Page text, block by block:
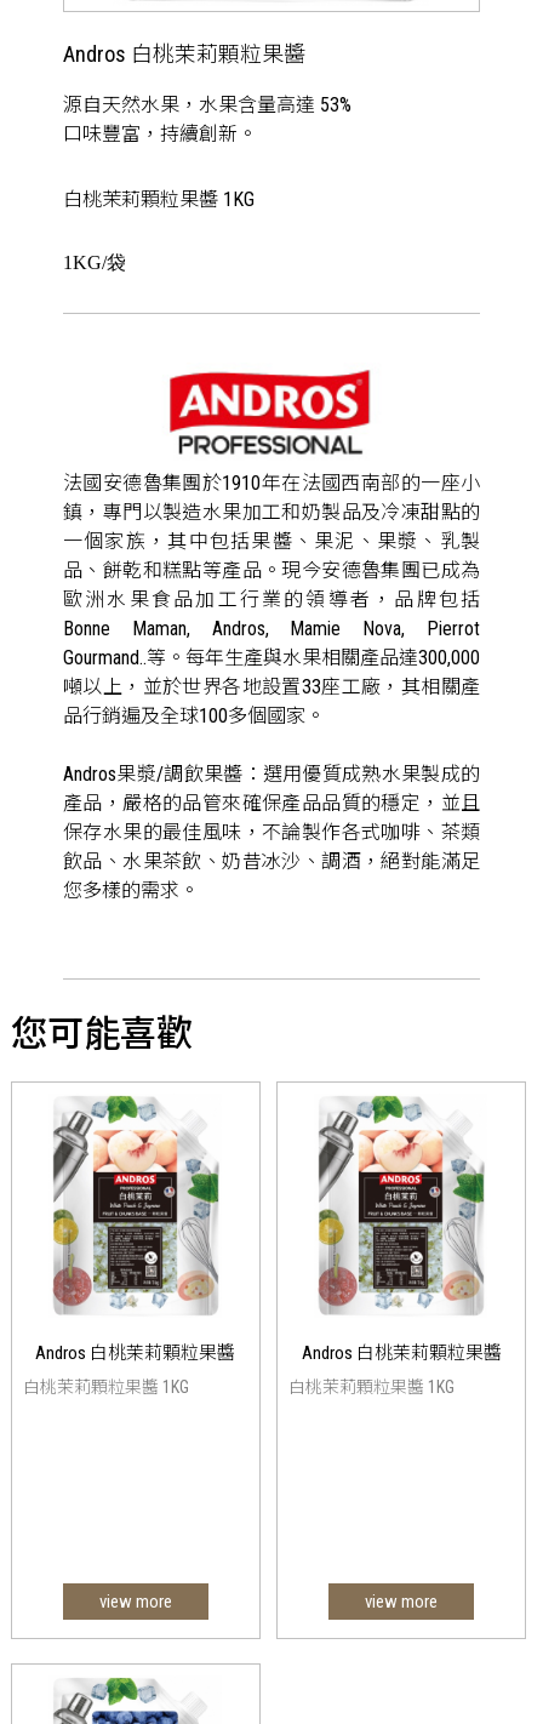
Andros 白桃茉莉顆粒果醬
源自天然水果，水果含量高達 53%
口味豐富，持續創新。
白桃茉莉顆粒果醬 1KG
1KG/袋
法國安德魯集團於1910年在法國西南部的一座小
鎮，專門以製造水果加工和奶製品及冷凍甜點的
一個家族，其中包括果醬、果泥、果漿、乳製
品、餅乾和糕點等產品。現今安德魯集團已成為
歐洲水果食品加工行業的領導者，品牌包括
Bonne Maman, Andros, Mamie Nova, Pierrot
Gourmand..等。每年生產與水果相關產品達300,000
噸以上，並於世界各地設置33座工廠，其相關產
品行銷遍及全球100多個國家。
Andros果漿/調飲果醬：選用優質成熟水果製成的
產品，嚴格的品管來確保產品品質的穩定，並且
保存水果的最佳風味，不論製作各式咖啡、茶類
飲品、水果茶飲、奶昔冰沙、調酒，絕對能滿足
您多樣的需求。
您可能喜歡
Andros 白桃茉莉顆粒果醬
白桃茉莉顆粒果醬 1KG
view more
Andros 白桃茉莉顆粒果醬
白桃茉莉顆粒果醬 1KG
view more